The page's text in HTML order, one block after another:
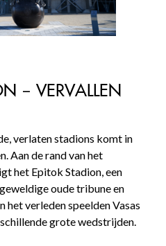
– VERVALLEN
verlaten stadions komt in
Aan de rand van het
het Epitok Stadion, een
oude tribune en
verleden speelden Vasas
grote wedstrijden.